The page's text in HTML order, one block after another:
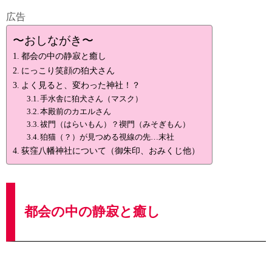
広告
〜おしながき〜
都会の中の静寂と癒し
にっこり笑顔の狛犬さん
よく見ると、変わった神社！？
手水舎に狛犬さん（マスク）
本殿前のカエルさん
祓門（はらいもん）？禊門（みそぎもん）
狛猫（？）が見つめる視線の先…末社
荻窪八幡神社について（御朱印、おみくじ他）
都会の中の静寂と癒し